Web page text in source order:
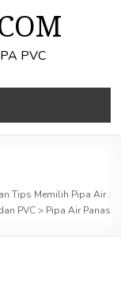
PVC
Tips Memilih Pipa Air :
PVC> Pipa Air Panas